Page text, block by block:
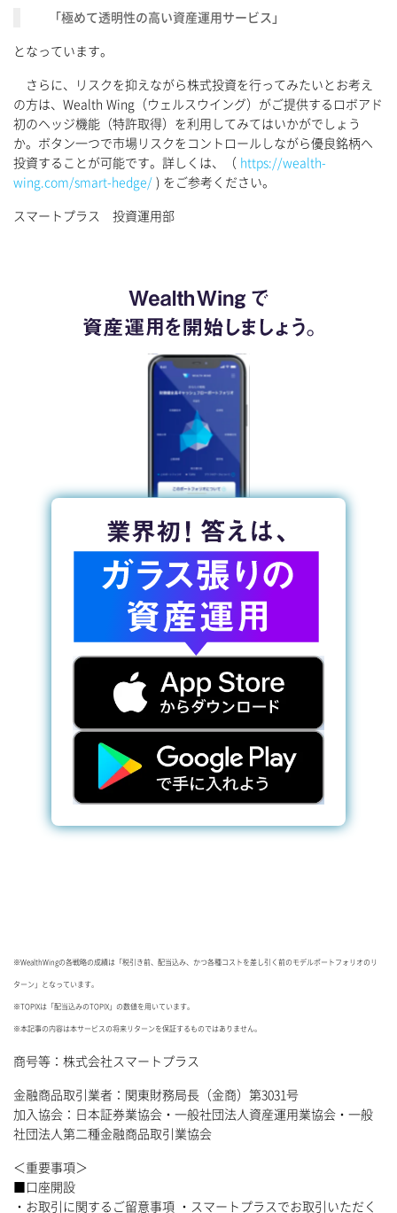
「極めて透明性の高い資産運用サービス」
となっています。
さらに、リスクを抑えながら株式投資を行ってみたいとお考え
の方は、Wealth Wing（ウェルスウイング）がご提供するロボアド
初のヘッジ機能（特許取得）を利用してみてはいかがでしょう
か。ボタン一つで市場リスクをコントロールしながら優良銘柄へ
投資することが可能です。詳しくは、（ https://wealth-
wing.com/smart-hedge/ ) をご参考ください。
スマートプラス 投資運用部
※WealthWingの各戦略の成績は「税引き前、配当込み、かつ各種コストを差し引く前のモデルポートフォリオのリ
ターン」となっています。
※TOPIXは「配当込みのTOPIX」の数値を用いています。
※本記事の内容は本サービスの将来リターンを保証するものではありません。
商号等：株式会社スマートプラス
金融商品取引業者：関東財務局長（金商）第3031号
加入協会：日本証券業協会・一般社団法人資産運用業協会・一般
社団法人第二種金融商品取引業協会
＜重要事項＞
■口座開設
・お取引に関するご留意事項 ・スマートプラスでお取引いただく